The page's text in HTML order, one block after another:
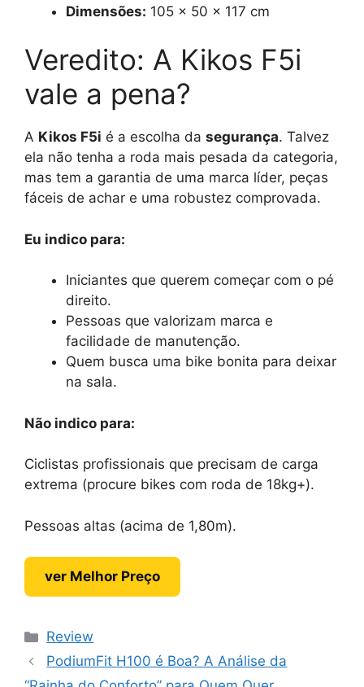
Dimensões: 105 x 50 x 117 cm
Veredito: A Kikos F5i
vale a pena?
A Kikos F5i é a escolha da segurança. Talvez
ela não tenha a roda mais pesada da categoria,
mas tem a garantia de uma marca líder, peças
fáceis de achar e uma robustez comprovada.
Eu indico para:
Iniciantes que querem começar com o pé
direito.
Pessoas que valorizam marca e
facilidade de manutenção.
Quem busca uma bike bonita para deixar
na sala.
Não indico para:
Ciclistas profissionais que precisam de carga
extrema (procure bikes com roda de 18kg+).
Pessoas altas (acima de 1,80m).
ver Melhor Preço
Categorias
Review
PodiumFit H100 é Boa? A Análise da